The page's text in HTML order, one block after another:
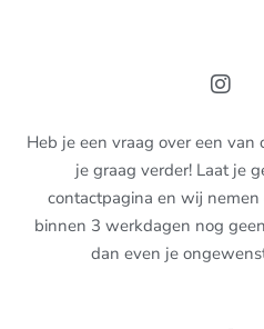
Heb je een vraag over een
je graag verder! Laat je
contactpagina en wij
binnen 3 werkdagen nog
dan even je